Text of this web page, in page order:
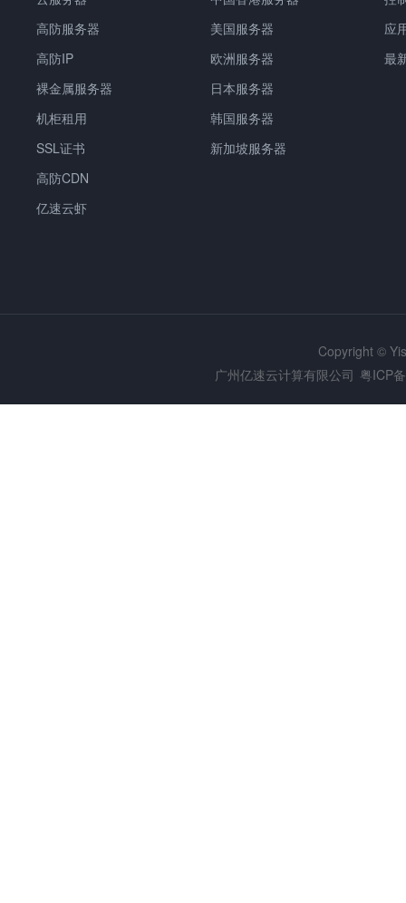
高防服务器
高防IP
裸金属服务器
机柜租用
SSL证书
高防CDN
亿速云虾
美国服务器
欧洲服务器
日本服务器
韩国服务器
新加坡服务器
应
最
Copyright ©
广州亿速云计算有限公司 粤ICP